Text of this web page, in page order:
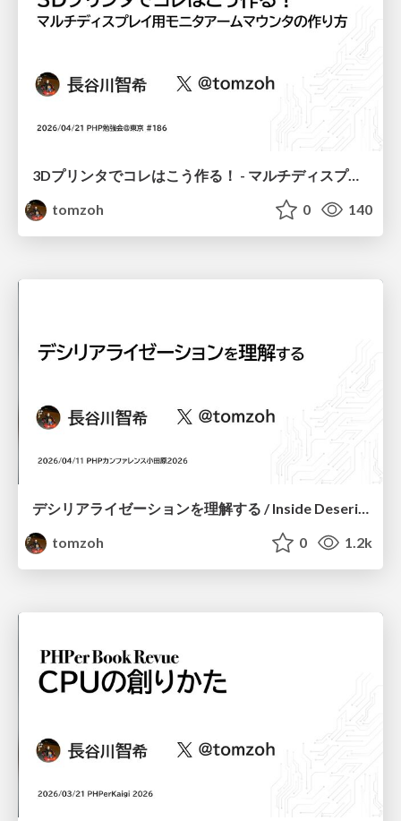
3Dプリンタでコレはこう作る！ - マルチディスプレイ用モニタアームマウンタの作り方 / Made with a 3D Printer: DIY Multi-Display Monitor Arm Mount
tomzoh
0 140
デシリアライゼーションを理解する / Inside Deserialization
tomzoh
0 1.2k